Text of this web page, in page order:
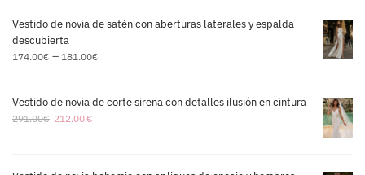
Vestido de novia de satén con aberturas laterales y espalda
descubierta
174.00€ – 181.00€
Vestido de novia de corte sirena con detalles ilusión en cintura
291.00€ 212.00€